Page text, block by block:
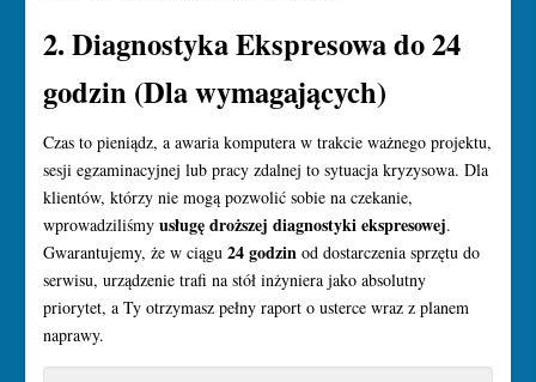
2. Diagnostyka Ekspresowa do 24
godzin (Dla wymagających)
Czas to pieniądz, a awaria komputera w trakcie ważnego projektu,
sesji egzaminacyjnej lub pracy zdalnej to sytuacja kryzysowa. Dla
klientów, którzy nie mogą pozwolić sobie na czekanie,
wprowadziliśmyusługę droższej diagnostyki ekspresowej.
Gwarantujemy, że w ciągu24 godzin od dostarczenia sprzętu do
serwisu, urządzenie trafi na stół inżyniera jako absolutny
priorytet, a Ty otrzymasz pełny raport o usterce wraz z planem
naprawy.